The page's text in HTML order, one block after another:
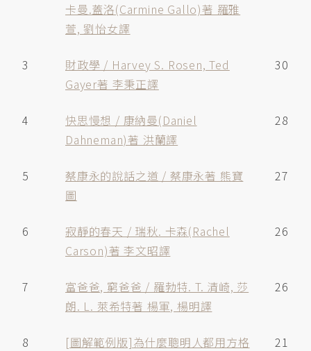
卡曼.蓋洛(Carmine Gallo)著 羅雅
萱, 劉怡女譯
3
財政學 / Harvey S. Rosen, Ted
Gayer著 李秉正譯
30
4
快思慢想 / 康納曼(Daniel
Dahneman)著 洪蘭譯
28
5
蔡康永的說話之道 / 蔡康永著 熊寶
圖
27
6
寂靜的春天 / 瑞秋. 卡森(Rachel
Carson)著 李文昭譯
26
7
富爸爸, 窮爸爸 / 羅勃特. T. 清崎, 莎
朗. L. 萊希特著 楊軍, 楊明譯
26
8
[圖解範例版]為什麼聰明人都用方格
21